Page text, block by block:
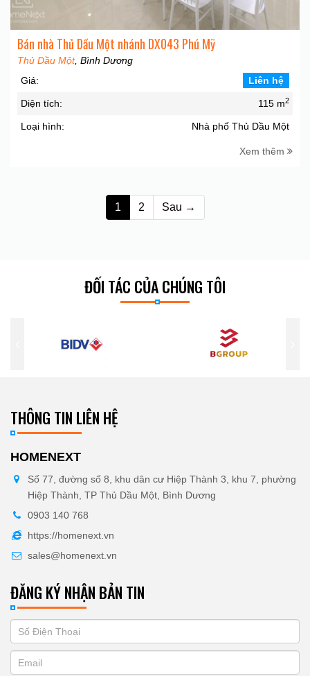
Bán nhà Thủ Dầu Một nhánh DX043 Phú Mỹ
Thủ Dầu Một, Bình Dương
Giá:
Liên hệ
Diện tích: 115 m2
Loại hình: Nhà phố Thủ Dầu Một
Xem thêm
1 2 Sau →
ĐỐI TÁC CỦA CHÚNG TÔI
THÔNG TIN LIÊN HỆ
HOMENEXT
Số 77, đường số 8, khu dân cư Hiệp Thành 3, khu 7, phường
Hiệp Thành, TP Thủ Dầu Một, Bình Dương
0903 140 768
https://homenext.vn
sales@homenext.vn
ĐĂNG KÝ NHẬN BẢN TIN
ĐĂNG
KÝ
you
are